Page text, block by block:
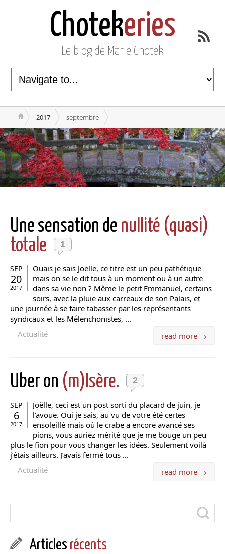
Chotekeries
Le blog de Marie Chotek
2017 septembre
Une sensation de nullité (quasi)
totale
1
SEP
20
2017
Ouais je sais Joëlle, ce titre est un peu pathétique
mais on se le dit tous à un moment ou à un autre
dans sa vie non ? Même le petit Emmanuel, certains
soirs, avec la pluie aux carreaux de son Palais, et
une journée à se faire tabasser par les représentants
syndicaux et les Mélenchonistes, ...
read more →
Actualité
Uber on (m)Isère. 2
SEP
6
2017
Joëlle, ceci est un post sorti du placard de juin, je
l’avoue. Oui je sais, au vu de votre été certes
ensoleillé mais où le crabe a encore avancé ses
pions, vous auriez mérité que je me bouge un peu
plus le fion pour vous changer les idées. Seulement voilà
j’étais ailleurs. J’avais fermé tous ...
read more →
Actualité
Articles récents